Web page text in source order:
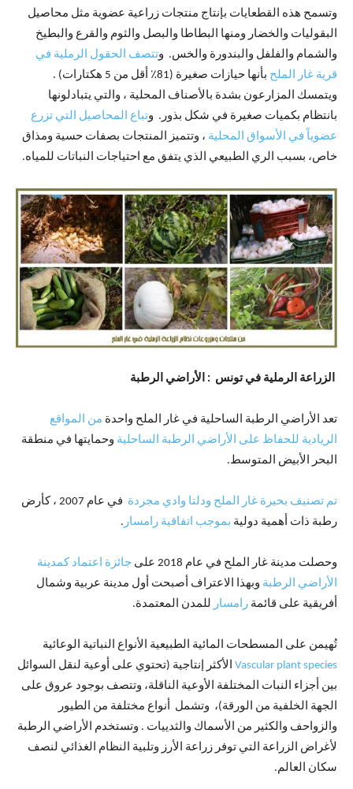
وتسمح هذه القطعايات بإنتاج منتجات زراعية عضوية مثل محاصيل
البقوليات والخضار ومنها البطاطا والبصل والثوم والقرع والبطيخ
والشمام والفلفل والبندورة والخس. وتتصف الحقول الرملية في
قرية غار الملح
بأنها حيازات صغيرة (81٪ أقل من 5 هكتارات) .
ويتمسك المزارعون بشدة بالأصناف المحلية ، والتي يتبادلونها
بانتظام بكميات صغيرة في شكل بذور. وتباع المحاصيل التي تزرع
عضوياً في الأسواق المحلية ، وتتميز المنتجات بصفات حسية ومذاق
خاص، بسبب الري الطبيعي الذي يتفق مع احتياجات النباتات للمياه.
الزراعة الرملية في تونس : الأراضي الرطبة
تعد الأراضي الرطبة الساحلية في غار الملح واحدة من المواقع
الريادية للحفاظ على الأراضي الرطبة الساحلية وحمايتها في منطقة
البحر الأبيض المتوسط.
تم تصنيف بحيرة غار الملح ودلتا وادي مجردة
في عام 2007 ، كأرض
رطبة ذات أهمية دولية بموجب اتفاقية رامسار .
وحصلت مدينة غار الملح في عام 2018 على
جائزة اعتماد كمدينة
الأراضي الرطبة وبهذا الاعتراف أصبحت أول مدينة عربية وشمال
أفريقية على قائمة رامسار للمدن المعتمدة.
تُهيمن على المسطحات المائية الطبيعية الأنواع النباتية الوعائية
Vascular plant species الأكثر إنتاجية (تحتوي على أوعية لنقل السوائل
بين أجزاء النبات المختلفة الأوعية الناقلة، وتتصف بوجود عروق على
الجهة الخلفية من الورقة)، وتشمل أنواع مختلفة من الطيور
والزواحف والكثير من الأسماك والثدييات . وتستخدم الأراضي الرطبة
لأغراض الزراعة التي توفر زراعة الأرز وتلبية النظام الغذائي لنصف
سكان العالم.